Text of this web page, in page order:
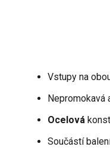
Vstupy na
Nepromokavá
Ocelová
Součástí